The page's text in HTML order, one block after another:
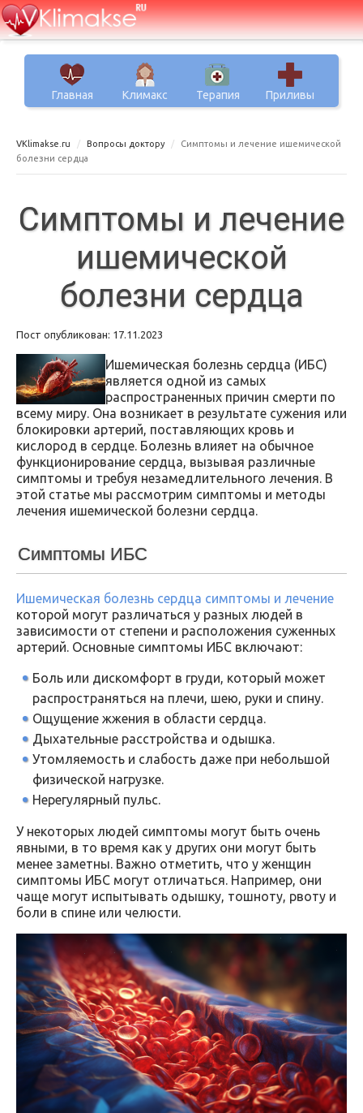
Главная Климакс Терапия Приливы
VKlimakse.ru Вопросы доктору
Симптомы и лечение ишемической
болезни сердца
Симптомы и лечение
ишемической
болезни сердца
Пост опубликован: 17.11.2023
Ишемическая болезнь сердца (ИБС)
является одной из самых
распространенных причин смерти по
всему миру. Она возникает в результате сужения или
блокировки артерий, поставляющих кровь и
кислород в сердце. Болезнь влияет на обычное
функционирование сердца, вызывая различные
симптомы и требуя незамедлительного лечения. В
этой статье мы рассмотрим симптомы и методы
лечения ишемической болезни сердца.
Симптомы ИБС
Ишемическая болезнь сердца симптомы и лечение
которой могут различаться у разных людей в
зависимости от степени и расположения суженных
артерий. Основные симптомы ИБС включают:
Боль или дискомфорт в груди, который может
распространяться на плечи, шею, руки и спину.
Ощущение жжения в области сердца.
Дыхательные расстройства и одышка.
Утомляемость и слабость даже при небольшой
физической нагрузке.
Нерегулярный пульс.
У некоторых людей симптомы могут быть очень
явными, в то время как у других они могут быть
менее заметны. Важно отметить, что у женщин
симптомы ИБС могут отличаться. Например, они
чаще могут испытывать одышку, тошноту, рвоту и
боли в спине или челюсти.